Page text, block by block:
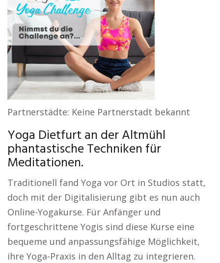
Partnerstädte: Keine Partnerstadt bekannt
Yoga Dietfurt an der Altmühl
phantastische Techniken für
Meditationen.
Traditionell fand Yoga vor Ort in Studios statt,
doch mit der Digitalisierung gibt es nun auch
Online-Yogakurse. Für Anfänger und
fortgeschrittene Yogis sind diese Kurse eine
bequeme und anpassungsfähige Möglichkeit,
ihre Yoga-Praxis in den Alltag zu integrieren.